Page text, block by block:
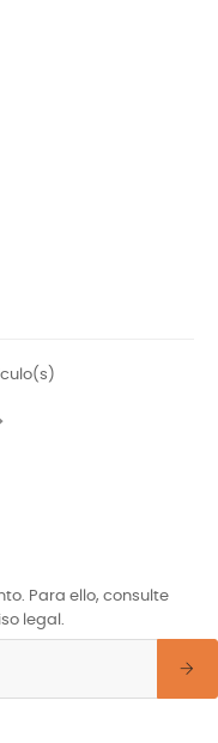
Para ello, consulte
legal.